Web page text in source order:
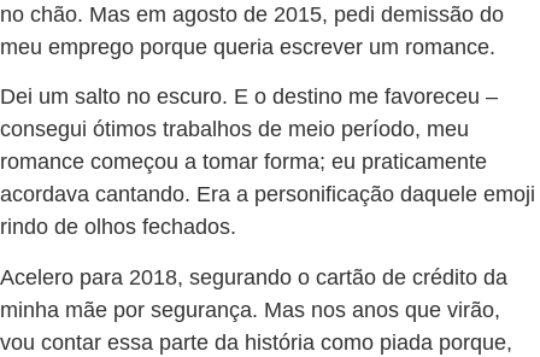
no chão. Mas em agosto de 2015, pedi demissão do
meu emprego porque queria escrever um romance.
Dei um salto no escuro. E o destino me favoreceu –
consegui ótimos trabalhos de meio período, meu
romance começou a tomar forma; eu praticamente
acordava cantando. Era a personificação daquele emoji
rindo de olhos fechados.
Acelero para 2018, segurando o cartão de crédito da
minha mãe por segurança. Mas nos anos que virão,
vou contar essa parte da história como piada porque,